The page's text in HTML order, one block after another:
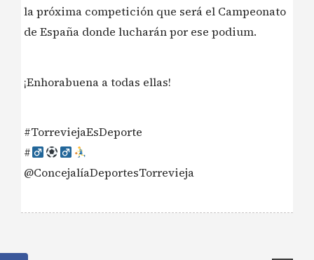
la próxima competición que será el Campeonato
de España donde lucharán por ese podium.
¡Enhorabuena a todas ellas!
#TorreviejaEsDeporte
#‍
@ConcejalíaDeportesTorrevieja